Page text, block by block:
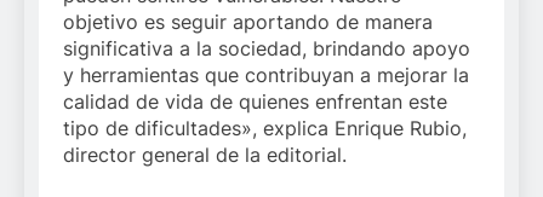
objetivo es seguir aportando de manera
significativa a la sociedad, brindando apoyo
y herramientas que contribuyan a mejorar la
calidad de vida de quienes enfrentan este
tipo de dificultades», explica Enrique Rubio,
director general de la editorial.